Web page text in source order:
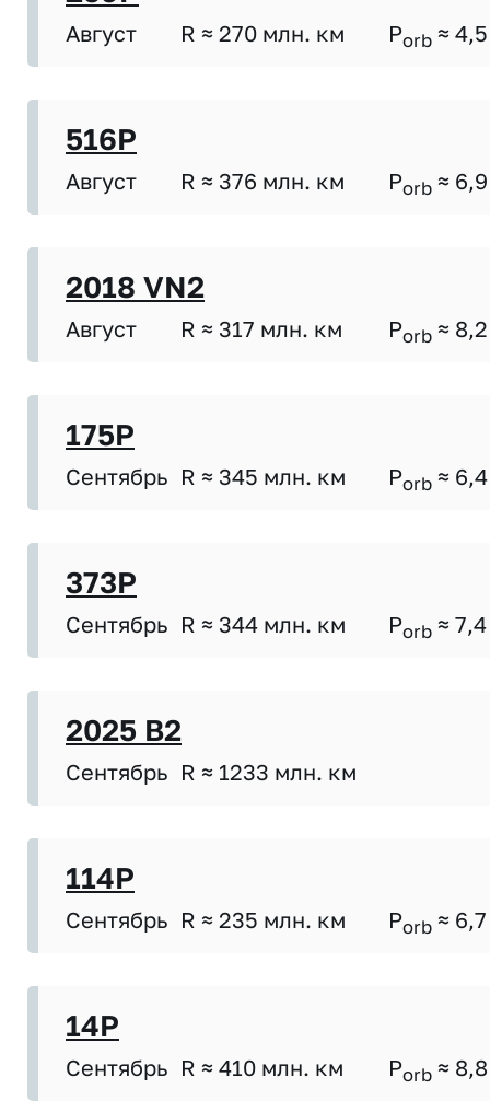
Август R ≈ 270 млн. км Porb ≈ 4,5
516P
Август R ≈ 376 млн. км Porb ≈ 6,9
2018 VN2
Август R ≈ 317 млн. км Porb ≈ 8,2
175P
Сентябрь R ≈ 345 млн. км Porb ≈ 6,4
373P
Сентябрь R ≈ 344 млн. км Porb ≈ 7,4
2025 B2
Сентябрь R ≈ 1233 млн. км
114P
Сентябрь R ≈ 235 млн. км Porb ≈ 6,7
14P
Сентябрь R ≈ 410 млн. км Porb ≈ 8,8